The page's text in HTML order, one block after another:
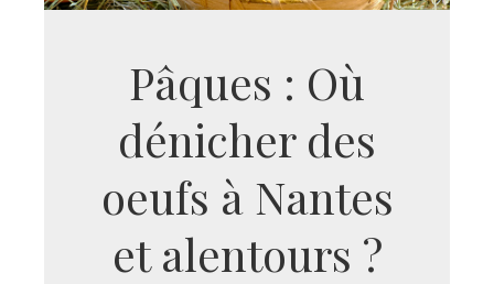
Pâques : Où
dénicher des
oeufs à Nantes
et alentours ?